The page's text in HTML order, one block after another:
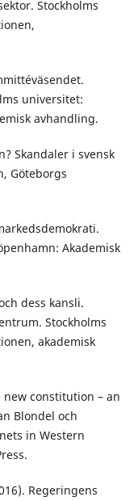
Stockholms
universitet:
avhandling.
Skandaler i svensk
Göteborgs
Akademisk
dess kansli.
Stockholms
akademisk
new constitution – an
Blondel och
in Western
Regeringens